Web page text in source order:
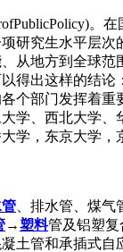
。
研究生水平层
从地方到全球
得出这样的结
个部门发挥着
学、西北大学
学，东京大学，
、排水管、煤气
→塑料管及铝塑
土管和承插式